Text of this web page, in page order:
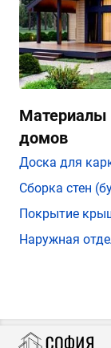
Материалы
домов
Доска для
Сборка стен
Покрытие
Наружная